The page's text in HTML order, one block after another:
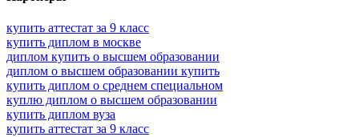
купить аттестат за 9 класс
купить диплом в москве
диплом купить о высшем образовании
диплом о высшем образовании купить
купить диплом о среднем специальном
куплю диплом о высшем образовании
купить диплом вуза
купить аттестат за 9 класс